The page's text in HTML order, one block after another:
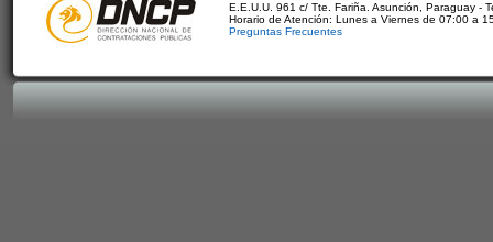
E.E.U.U. 961 c/ Tte. Fariña. Asunción, Paraguay -
Horario de Atención: Lunes a Viernes de 07:00 a
Preguntas Frecuentes